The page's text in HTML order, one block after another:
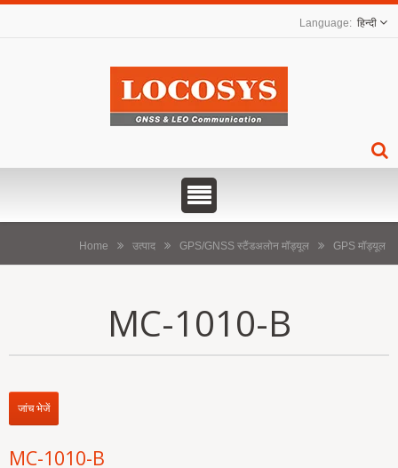
हिन्दी
Home उत्पाद GPS/GNSS स्टैंडअलोन मॉड्यूल GPS मॉड्यूल
MC-1010-B
जांच भेजें
MC-1010-B